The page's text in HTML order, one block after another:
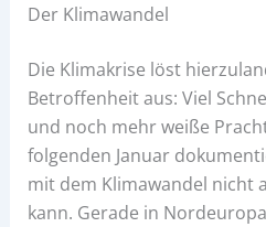
Der Klimawandel
Die Klimakrise löst
Betroffenheit aus: Viel
und noch mehr weiße
folgenden Januar
mit dem Klimawandel nicht
kann. Gerade in